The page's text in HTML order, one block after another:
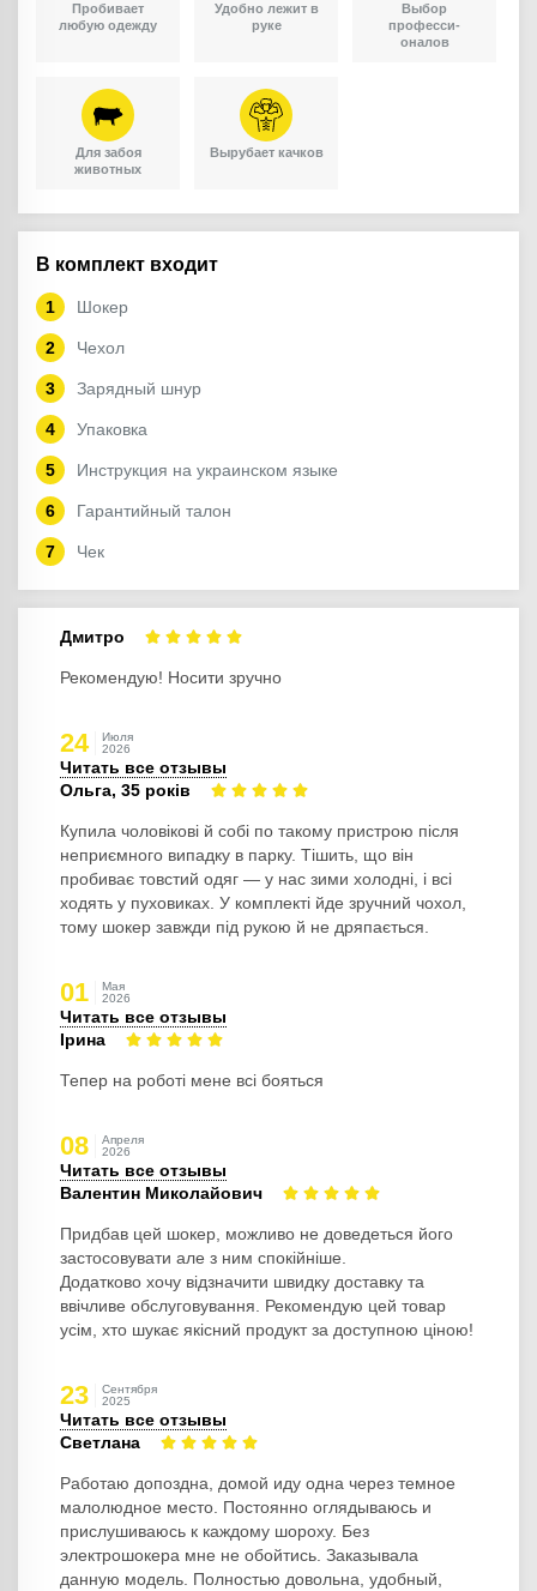
Пробивает
любую одежду
Удобно лежит в
руке
Выбор
професси-
оналов
Для забоя
животных
Вырубает качков
В комплект входит
Шокер
Чехол
Зарядный шнур
Упаковка
Инструкция на украинском языке
Гарантийный талон
Чек
Дмитро
Рекомендую! Носити зручно
24
Июля
2026
Читать все отзывы
Ольга, 35 років
Купила чоловікові й собі по такому пристрою після
неприємного випадку в парку. Тішить, що він
пробиває товстий одяг — у нас зими холодні, і всі
ходять у пуховиках. У комплекті йде зручний чохол,
тому шокер завжди під рукою й не дряпається.
01
Мая
2026
Читать все отзывы
Ірина
Тепер на роботі мене всі бояться
08
Апреля
2026
Читать все отзывы
Валентин Миколайович
Придбав цей шокер, можливо не доведеться його
застосовувати але з ним спокійніше.
Додатково хочу відзначити швидку доставку та
ввічливе обслуговування. Рекомендую цей товар
усім, хто шукає якісний продукт за доступною ціною!
23
Сентября
2025
Читать все отзывы
Светлана
Работаю допоздна, домой иду одна через темное
малолюдное место. Постоянно оглядываюсь и
прислушиваюсь к каждому шороху. Без
электрошокера мне не обойтись. Заказывала
данную модель. Полностью довольна, удобный,